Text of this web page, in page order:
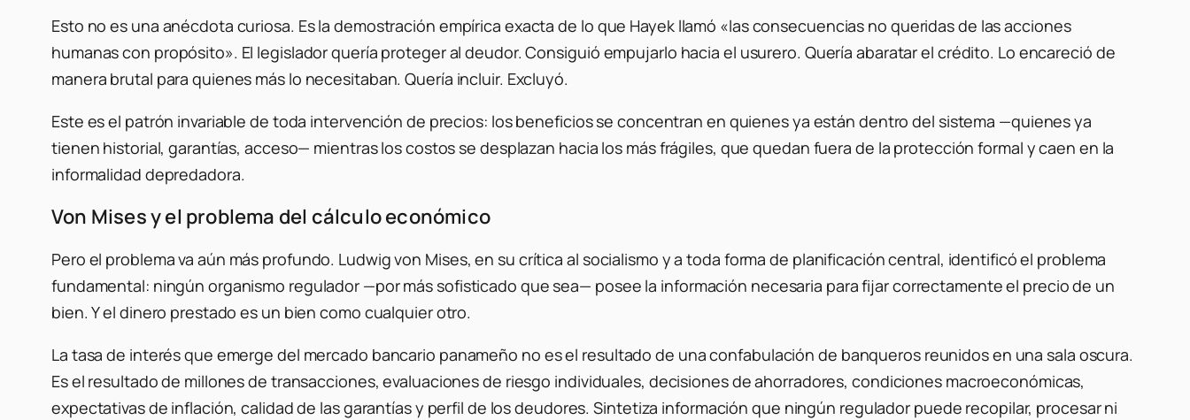
Esto no es una anécdota curiosa. Es la demostración empírica exacta de lo que Hayek llamó «las consecuencias no queridas de las acciones
humanas con propósito». El legislador quería proteger al deudor. Consiguió empujarlo hacia el usurero. Quería abaratar el crédito. Lo encareció de
manera brutal para quienes más lo necesitaban. Quería incluir. Excluyó.
Este es el patrón invariable de toda intervención de precios: los beneficios se concentran en quienes ya están dentro del sistema —quienes ya
tienen historial, garantías, acceso— mientras los costos se desplazan hacia los más frágiles, que quedan fuera de la protección formal y caen en la
informalidad depredadora.
Von Mises y el problema del cálculo económico
Pero el problema va aún más profundo. Ludwig von Mises, en su crítica al socialismo y a toda forma de planificación central, identificó el problema
fundamental: ningún organismo regulador —por más sofisticado que sea— posee la información necesaria para fijar correctamente el precio de un
bien. Y el dinero prestado es un bien como cualquier otro.
La tasa de interés que emerge del mercado bancario panameño no es el resultado de una confabulación de banqueros reunidos en una sala oscura.
Es el resultado de millones de transacciones, evaluaciones de riesgo individuales, decisiones de ahorradores, condiciones macroeconómicas,
expectativas de inflación, calidad de las garantías y perfil de los deudores. Sintetiza información que ningún regulador puede recopilar, procesar ni